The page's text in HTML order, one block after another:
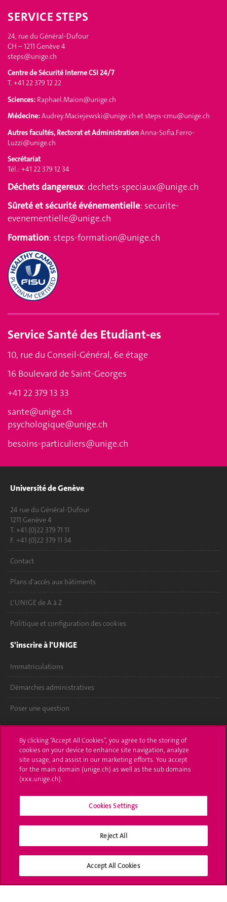
SERVICE STEPS
24, rue du Général-Dufour
CH – 1211 Genève 4
steps@unige.ch
Centre de Sécurité Interne CSI 24/7
T. +41 22 379 12 22
Sciences: Raphael.Maion@unige.ch
Médecine:Audrey.Maciejewski@unige.ch etsteps-cmu@unige.ch
Autres facultés, Rectorat et AdministrationAnna-Sofia.Ferro-
Luzzi@unige.ch
Secrétariat
Tél.: +41 22 379 12 34
Déchets dangereux: dechets-speciaux@unige.ch
Sûreté et sécurité événementielle: securite-
evenementielle@unige.ch
Formation: steps-formation@unige.ch
ServiceSanté des Etudiant-es
10, rue du Conseil-Général, 6e étage
16 Boulevard de Saint-Georges
+41 22 379 13 33
sante@unige.ch
psychologique@unige.ch
besoins-particuliers@unige.ch
Université de Genève
24 rue du Général-Dufour
1211 Genève 4
T. +41 (0)22 379 71 11
F. +41 (0)22 379 11 34
Contact
Plans d'accès aux bâtiments
L'UNIGE de A à Z
Politique et configuration des cookies
S'inscrire à l'UNIGE
Immatriculations
Démarches administratives
Poser une question
L'UNIGE vous informe
UNIGE Mobile
Médias
Bibliothèque
Médias sociaux UNIGE
By clicking “Accept All Cookies”, you agree to the storing of
cookies on your device to enhance site navigation, analyze
site usage, and assist in our marketing efforts. You accept
for the main domain (unige.ch) as well as the sub domains
(xxx.unige.ch).
Cookies Settings
Reject All
Accept All Cookies